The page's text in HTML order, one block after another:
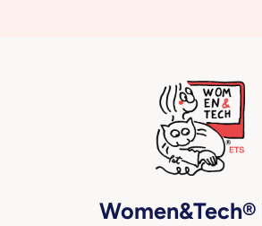
Women&Tech®